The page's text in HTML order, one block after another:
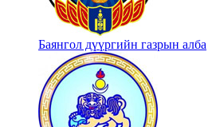
Баянгол дүүргийн газрын алба